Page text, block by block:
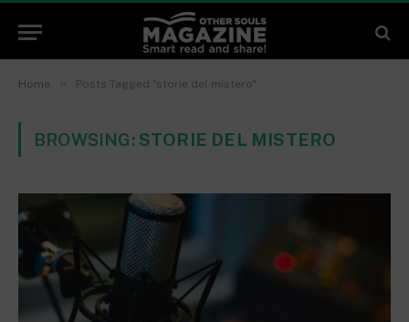
Home » Posts Tagged "storie del mistero"
BROWSING: STORIE DEL MISTERO